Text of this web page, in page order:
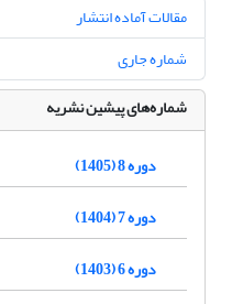
مقالات آماده انتشار
شماره جاری
شماره‌های پیشین نشریه
دوره 8 (1405)
دوره 7 (1404)
دوره 6 (1403)